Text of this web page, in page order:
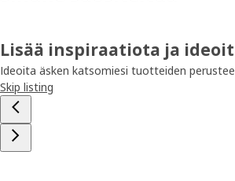
Lisää inspiraatiota ja
Ideoita äsken katsomiesi tuotteiden
Skip listing